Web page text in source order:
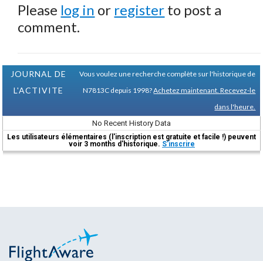
Please log in or register to post a
comment.
JOURNAL DE
L'ACTIVITE
Vous voulez une recherche complète sur l'historique de
N7813C depuis 1998?Achetez maintenant. Recevez-le
dans l'heure.
No Recent History Data
Les utilisateurs élémentaires (l'inscription est gratuite et facile !) peuvent
voir 3 months d'historique. S'inscrire